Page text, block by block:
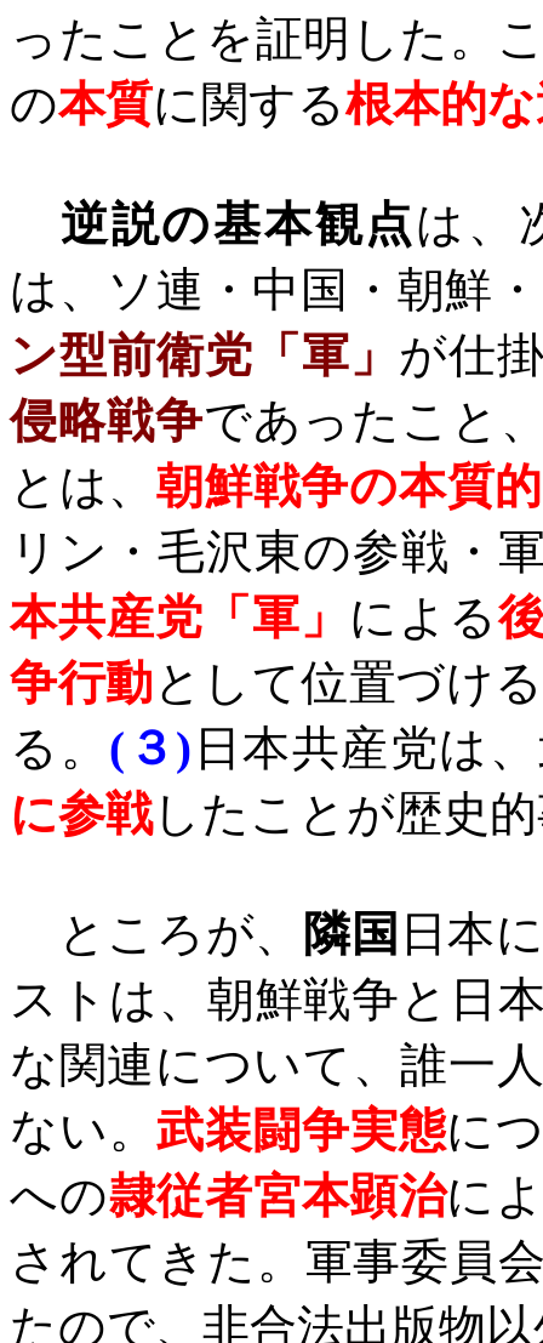
ったことを証明した。
の本質に関する根本的
逆説の基本観点は、
は、ソ連・中国・朝鮮
ン型前衛党「軍」 が仕
侵略戦争であったこと
とは、朝鮮戦争の本質
リン・毛沢東の参戦・
本共産党「軍」 による
争行動として位置づけ
る。 ( ３ ) 日本共産党は
に参戦したことが歴史
ところが、 隣国 日本
ストは、朝鮮戦争と日
な関連について、誰一
ない。武装闘争実態に
への隷従者宮本顕治に
されてきた。軍事委員
たので、非合法出版物